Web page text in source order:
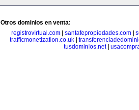
Otros dominios en venta:
registrovirtual.com
santafepropiedades.com
trafficmonetization.co.uk
tusdominios.net|